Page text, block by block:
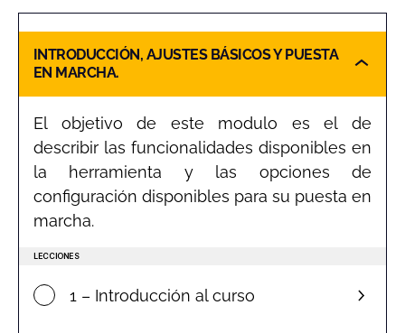
INTRODUCCIÓN, AJUSTES BÁSICOS Y PUESTA
EN MARCHA.
El objetivo de este modulo es el de
describir las funcionalidades disponibles en
la herramienta y las opciones de
configuración disponibles para su puesta en
marcha.
LECCIONES
1 – Introducción al curso